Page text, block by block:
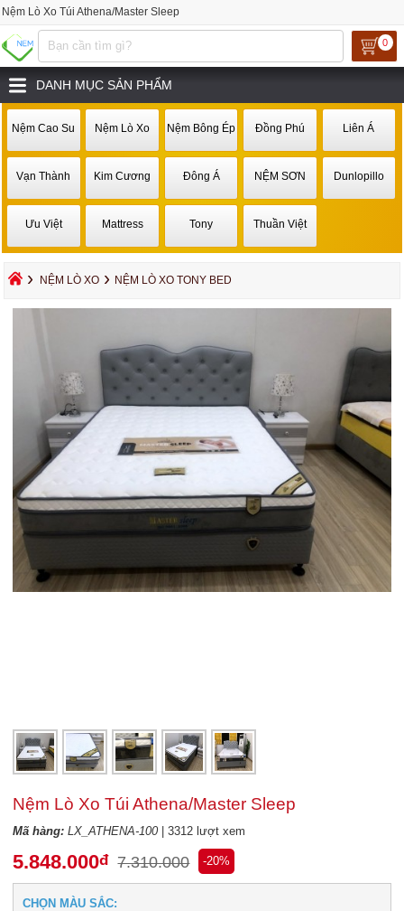
Nệm Lò Xo Túi Athena/Master Sleep
0
DANH MỤC SẢN PHẨM
Nệm Cao Su Nệm Lò Xo Nệm Bông Ép Đồng Phú Liên Á
Vạn Thành Kim Cương Đông Á NỆM SƠN Dunlopillo
Ưu Việt Mattress Tony Thuần Việt
› NỆM LÒ XO › NỆM LÒ XO TONY BED
Nệm Lò Xo Túi Athena/Master Sleep
Mã hàng:LX_ATHENA-100 | 3312 lượt xem
5.848.000đ 7.310.000 -20%
CHỌN MÀU SẮC: